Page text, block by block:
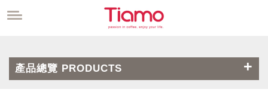
產品總覽 PRODUCTS